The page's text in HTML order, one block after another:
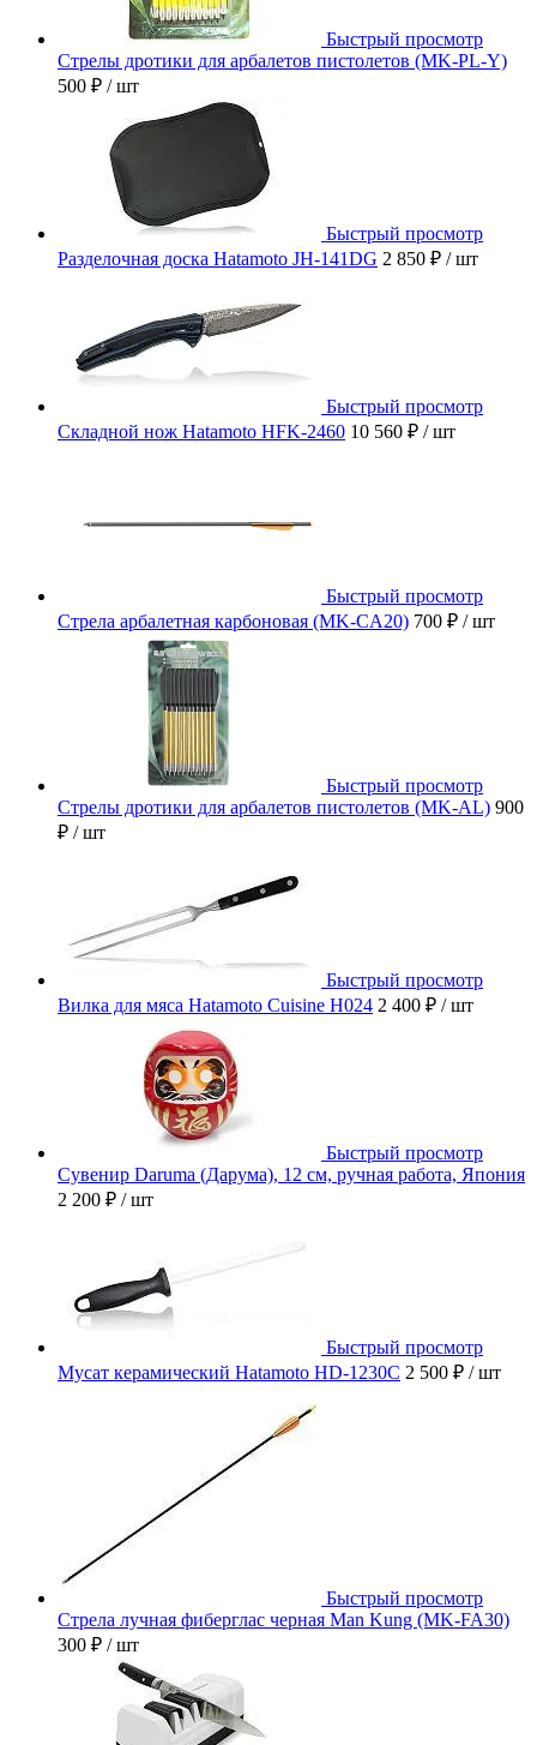
Быстрый просмотр
Стрелы дротики для арбалетов пистолетов (MK-PL-Y)
500 ₽ / шт
Быстрый просмотр
Разделочная доска Hatamoto JH-141DG 2 850 ₽ / шт
Быстрый просмотр
Складной нож Hatamoto HFK-2460 10 560 ₽ / шт
Быстрый просмотр
Стрела арбалетная карбоновая (MK-CA20) 700 ₽ / шт
Быстрый просмотр
Стрелы дротики для арбалетов пистолетов (MK-AL) 900
₽ / шт
Быстрый просмотр
Вилка для мяса Hatamoto Cuisine H024 2 400 ₽ / шт
Быстрый просмотр
Сувенир Daruma (Дарума), 12 см, ручная работа, Япония
2 200 ₽ / шт
Быстрый просмотр
Мусат керамический Hatamoto HD-1230C 2 500 ₽ / шт
Быстрый просмотр
Стрела лучная фиберглас черная Man Kung (MK-FA30)
300 ₽ / шт